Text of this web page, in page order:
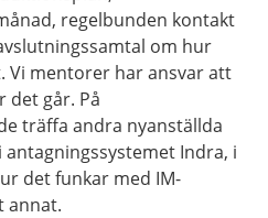
regelbunden kontakt
om hur
Vi mentorer har ansvar att
det går. På
träffa andra nyanställda
Indra, i
det funkar med IM-
annat.